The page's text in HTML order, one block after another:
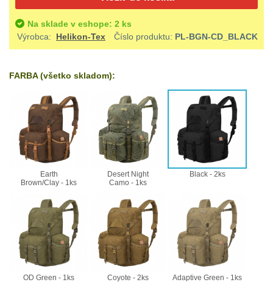
lm
Svítilny
AA/AAA/14500
Li-
Ion
baterie
Svítilny
18650
baterie
Svítilny
Univerzalní
tašky
tašky
na
zbraně
Hydratační
vaky
Pouzdra
a
Kapsy
střední
vzdálenost
Príslušenstvo
pre
optiku
Čelové svetlá - čelovky
Taktické svietidlá
Lucerny a kempingové
Potápačské svetlá2
Kapesní svítilny 4
Policejní svítilny
Vyhledávací svítilny5
Lovecké svítilny 1
Nabíjacie baterky
Na sklade v eshope: 2 ks
Výrobca: Helikon-Tex Číslo produktu: PL-BGN-CD_BLACK
FARBA (všetko skladom):
Earth
Brown/Clay - 1ks
Desert Night
Camo - 1ks
Black - 2ks
OD Green - 1ks Coyote - 2ks Adaptive Green - 1ks